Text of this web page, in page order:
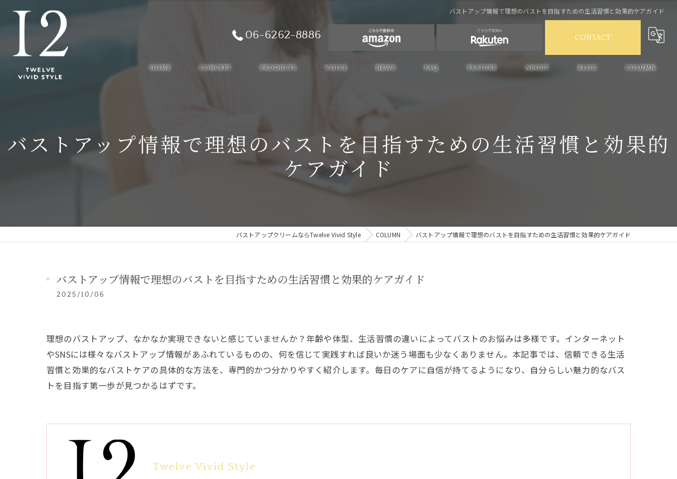
バストアップ情報で理想のバストを目指すための生活習慣と効果的ケアガイド
06-6262-8886 CONTACT
HOME CONCEPT PRODUCTS VOICE NEWS FAQ FEATURE
バストケア
ABOUT BLOG COLUMN
バストアップ情報で理想のバストを目指すための生活習慣と効果的
ケアガイド
バストアップクリームならTwelve Vivid Style COLUMN バストアップ情報で理想のバストを目指すための生活習慣と効果的ケアガイド
バストアップ情報で理想のバストを目指すための生活習慣と効果的ケアガイド
2025/10/06
理想のバストアップ、なかなか実現できないと感じていませんか？年齢や体型、生活習慣の違いによってバストのお悩みは多様です。インターネット
やSNSには様々なバストアップ情報があふれているものの、何を信じて実践すれば良いか迷う場面も少なくありません。本記事では、信頼できる生活
習慣と効果的なバストケアの具体的な方法を、専門的かつ分かりやすく紹介します。毎日のケアに自信が持てるようになり、自分らしい魅力的なバス
トを目指す第一歩が見つかるはずです。
Twelve Vivid Style